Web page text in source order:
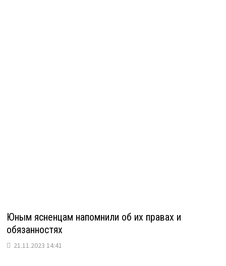
Юным ясненцам напомнили об их правах и
обязанностях
21.11.2023 14:41